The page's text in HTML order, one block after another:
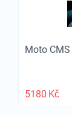
Moto
5180 Kč